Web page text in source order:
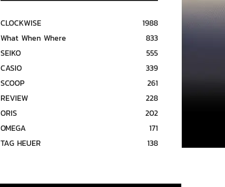
CLOCKWISE
1988
What When Where
833
SEIKO
555
CASIO
339
SCOOP
261
REVIEW
228
ORIS
202
OMEGA
171
TAG HEUER
138